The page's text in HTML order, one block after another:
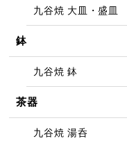
九谷焼 大皿・盛皿
鉢
九谷焼 鉢
茶器
九谷焼 湯呑